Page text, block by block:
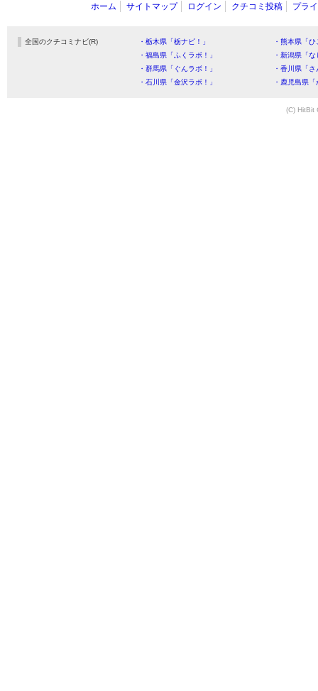
ホーム サイトマップ ログイン クチコミ投稿 プラ
全国のクチコミナビ(R) ・栃木県「栃ナビ！」
・熊本県「
・福島県「ふくラボ！」
・新潟県「
・群馬県「ぐんラボ！」
・香川県「
・石川県「金沢ラボ！」
・鹿児島県
(C) HitBit